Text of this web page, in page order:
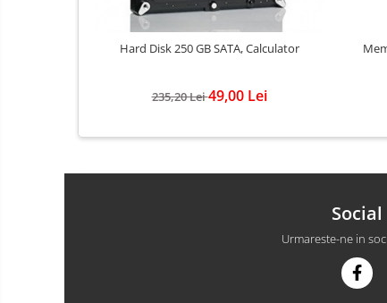
Hard Disk 250 GB SATA, Calculator
235,20 Lei49,00 Lei
Social
Urmareste-ne in